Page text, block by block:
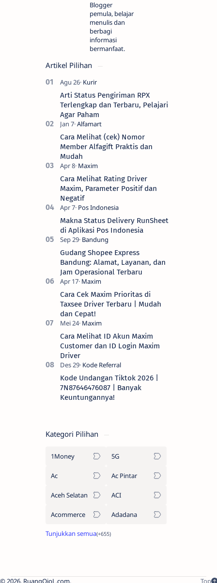
Blogger
pemula, belajar
menulis dan
berbagi
informasi
bermanfaat.
Artikel Pilihan
Arti Status Pengiriman RPX
Terlengkap dan Terbaru, Pelajari
Agar Paham
Cara Melihat (cek) Nomor
Member Alfagift Praktis dan
Mudah
Cara Melihat Rating Driver
Maxim, Parameter Positif dan
Negatif
Makna Status Delivery RunSheet
di Aplikasi Pos Indonesia
Gudang Shopee Express
Bandung: Alamat, Layanan, dan
Jam Operasional Terbaru
Cara Cek Maxim Prioritas di
Taxsee Driver Terbaru | Mudah
dan Cepat!
Cara Melihat ID Akun Maxim
Customer dan ID Login Maxim
Driver
Kode Undangan Tiktok 2026 |
7N87646476087 | Banyak
Keuntungannya!
Kategori Pilihan
1Money 5G
Ac Ac Pintar
Aceh Selatan ACI
Acommerce Adadana
2026. RuangOjoL.com.